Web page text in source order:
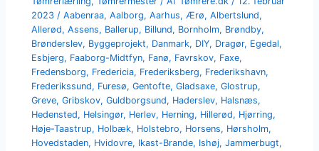
2023/Aabenraa,Aalborg,Aarhus,Ærø,Albertslund,
Allerød,Assens, Ballerup, Billund, Bornholm, Brøndby,
Brønderslev, Byggeprojekt, Danmark, DIY, Dragør, Egedal,
Esbjerg, Faaborg-Midtfyn, Fanø, Favrskov, Faxe,
Fredensborg, Fredericia, Frederiksberg, Frederikshavn,
Frederikssund, Furesø,Gentofte,Gladsaxe,Glostrup,
Greve,Gribskov,Guldborgsund, Haderslev, Halsnæs,
Hedensted, Helsingør, Herlev, Herning, Hillerød, Hjørring,
Høje-Taastrup, Holbæk, Holstebro, Horsens, Hørsholm,
Hovedstaden, Hvidovre, Ikast-Brande, Ishøj,Jammerbugt,